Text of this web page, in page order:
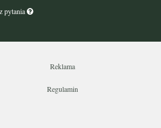
pytania
Reklama
Regulamin